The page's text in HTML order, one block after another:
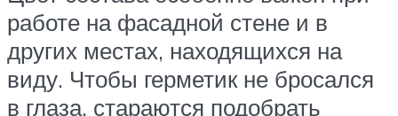
работе на фасадной стене и в
других местах, находящихся на
виду. Чтобы герметик не бросался
в глаза, стараются подобрать